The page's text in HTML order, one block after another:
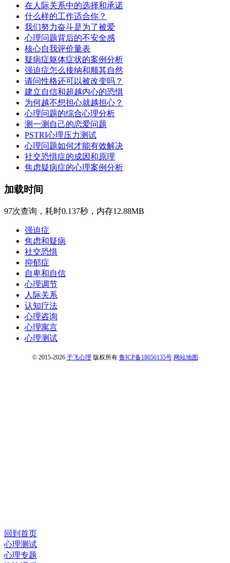
在人际关系中的选择和承诺
什么样的工作适合你？
我们努力奋斗是为了被爱
心理问题背后的不安全感
核心自我评价量表
疑病症躯体症状的案例分析
强迫症怎么接纳和顺其自然
请问性格还可以被改变吗？
建立自信和超越内心的恐惧
为何越不想担心就越担心？
心理问题的综合心理分析
测一测自己的恋爱问题
PSTRI心理压力测试
心理问题如何才能有效解决
社交恐惧症的成因和原理
焦虑疑病症的心理案例分析
加载时间
97次查询，耗时0.137秒，内存12.88MB
强迫症
焦虑和疑病
社交恐惧
抑郁症
自卑和自信
心理调节
人际关系
认知疗法
心理咨询
心理寓言
心理测试
© 2015-2026 于飞心理 版权所有 鲁ICP备18056135号 网站地图
回到首页
心理测试
心理专题